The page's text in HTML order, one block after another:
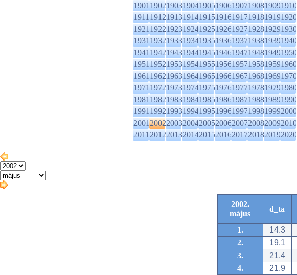
1901190219031904190519061907190819091910
1911191219131914191519161917191819191920
1921192219231924192519261927192819291930
1931193219331934193519361937193819391940
1941194219431944194519461947194819491950
1951195219531954195519561957195819591960
1961196219631964196519661967196819691970
1971197219731974197519761977197819791980
1981198219831984198519861987198819891990
1991199219931994199519961997199819992000
2001200220032004200520062007200820092010
2011201220132014201520162017201820192020
2002.
május
d_ta
1. 14.3
2.
19.1
3.
21.4
4.
21.9